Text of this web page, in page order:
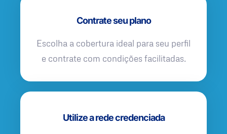
Contrate seu plano
Escolha a cobertura ideal para seu perfil
e contrate com condições facilitadas.
Utilize a rede credenciada